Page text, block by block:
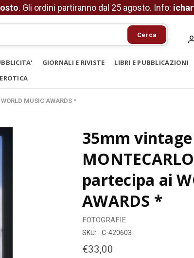
. Gli ordini partiranno dal 25 agosto. Info:
Cerca
GIORNALI E RIVISTE LIBRI E PUBBLICAZIONI
EROTICA
MUSIC AWARDS *
35mm
partecipa ai
AWARDS *
FOTOGRAFIE
SKU: C-420603
€33,00